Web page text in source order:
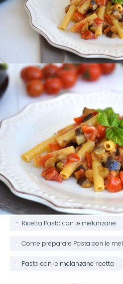
Ricetta Pasta con le melanzane
Come preparare Pasta con le
Pasta con le melanzane ricetta